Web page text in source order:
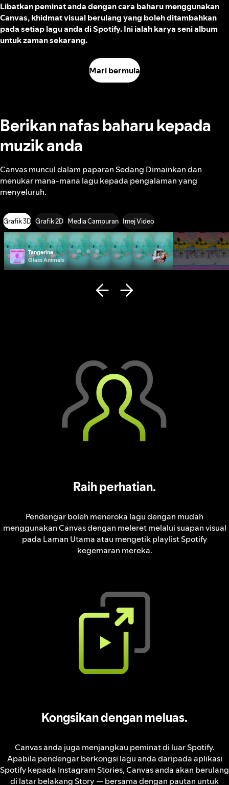
Libatkan peminat anda dengan cara baharu menggunakan
Canvas, khidmat visual berulang yang boleh ditambahkan
pada setiap lagu anda di Spotify. Ini ialah karya seni album
untuk zaman sekarang.
Mari bermula
Berikan nafas baharu kepada
muzik anda
Canvas muncul dalam paparan Sedang Dimainkan dan
menukar mana-mana lagu kepada pengalaman yang
menyeluruh.
Grafik 3D Grafik 2D Media Campuran Imej Video
Tangerine
Glass Animals
Photo ID
Remi Wolf
Raih perhatian.
Pendengar boleh meneroka lagu dengan mudah
menggunakan Canvas dengan meleret melalui suapan visual
pada Laman Utama atau mengetik playlist Spotify
kegemaran mereka.
Kongsikan dengan meluas.
Canvas anda juga menjangkau peminat di luar Spotify.
Apabila pendengar berkongsi lagu anda daripada aplikasi
Spotify kepada Instagram Stories, Canvas anda akan berulang
di latar belakang Story — bersama dengan pautan untuk